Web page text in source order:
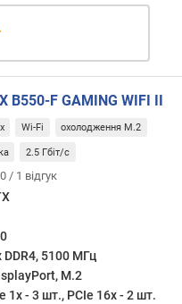
B550-F GAMING WIFI II
Wi-Fi охолодження M.2
2.5 Гбіт/с
/ 1 відгук
DDR4, 5100 МГц
M.2
1x - 3 шт., PCIe 16x - 2 шт.